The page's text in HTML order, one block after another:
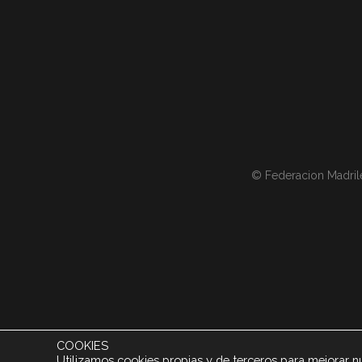
© Federacion
COOKIES